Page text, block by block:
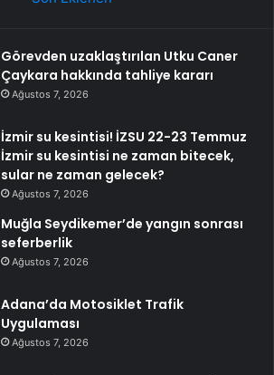
Görevden uzaklaştırılan Utku Caner
Çaykara hakkında tahliye kararı
Ağustos 7, 2026
İzmir su kesintisi! İZSU 22-23 Temmuz
İzmir su kesintisi ne zaman bitecek,
sular ne zaman gelecek?
Ağustos 7, 2026
Muğla Seydikemer’de yangın sonrası
seferberlik
Ağustos 7, 2026
Adana’da Motosiklet Trafik
Uygulaması
Ağustos 7, 2026